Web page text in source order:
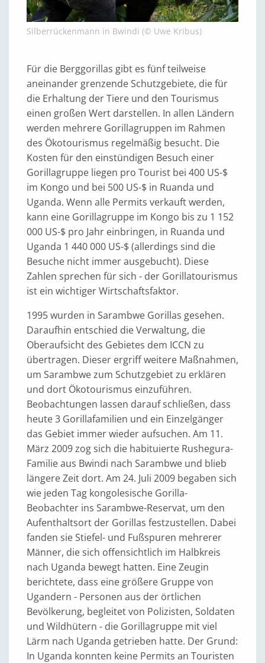
Silberrückenmann in Bwindi (© Uwe Kribus)
Für die Berggorillas gibt es fünf teilweise
aneinander grenzende Schutzgebiete, die für
die Erhaltung der Tiere und den Tourismus
einen großen Wert darstellen. In allen Ländern
werden mehrere Gorillagruppen im Rahmen
des Ökotourismus regelmäßig besucht. Die
Kosten für den einstündigen Besuch einer
Gorillagruppe liegen pro Tourist bei 400 US-$
im Kongo und bei 500 US-$ in Ruanda und
Uganda. Wenn alle Permits verkauft werden,
kann eine Gorillagruppe im Kongo bis zu 1 152
000 US-$ pro Jahr einbringen, in Ruanda und
Uganda 1 440 000 US-$ (allerdings sind die
Besuche nicht immer ausgebucht). Diese
Zahlen sprechen für sich - der Gorillatourismus
ist ein wichtiger Wirtschaftsfaktor.
1995 wurden in Sarambwe Gorillas gesehen.
Daraufhin entschied die Verwaltung, die
Oberaufsicht des Gebietes dem ICCN zu
übertragen. Dieser ergriff weitere Maßnahmen,
um Sarambwe zum Schutzgebiet zu erklären
und dort Ökotourismus einzuführen.
Beobachtungen lassen darauf schließen, dass
heute 3 Gorillafamilien und ein Einzelgänger
das Gebiet immer wieder aufsuchen. Am 11.
März 2009 zog sich die habituierte Rushegura-
Familie aus Bwindi nach Sarambwe und blieb
längere Zeit dort. Am 24. Juli 2009 begaben sich
wie jeden Tag kongolesische Gorilla-
Beobachter ins Sarambwe-Reservat, um den
Aufenthaltsort der Gorillas festzustellen. Dabei
fanden sie Stiefel- und Fußspuren mehrerer
Männer, die sich offensichtlich im Halbkreis
nach Uganda bewegt hatten. Eine Zeugin
berichtete, dass eine größere Gruppe von
Ugandern - Personen aus der örtlichen
Bevölkerung, begleitet von Polizisten, Soldaten
und Wildhütern - die Gorillagruppe mit viel
Lärm nach Uganda getrieben hatte. Der Grund:
In Uganda konnten keine Permits an Touristen